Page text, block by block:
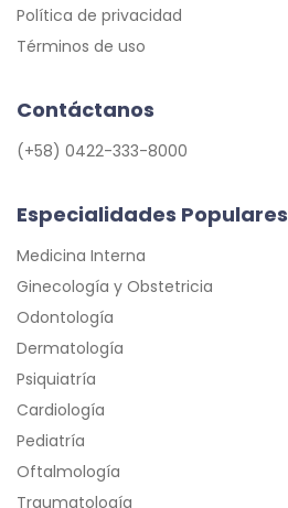
Política de privacidad
Términos de uso
Contáctanos
(+58) 0422-333-8000
Especialidades Populares
Medicina Interna
Ginecología y Obstetricia
Odontología
Dermatología
Psiquiatría
Cardiología
Pediatría
Oftalmología
Traumatología